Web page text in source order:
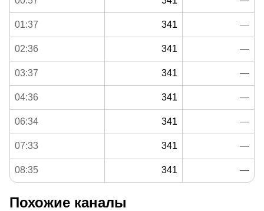
01:37 341 —
02:36 341 —
03:37 341 —
04:36 341 —
06:34 341 —
07:33 341 —
08:35 341 —
Похожие каналы